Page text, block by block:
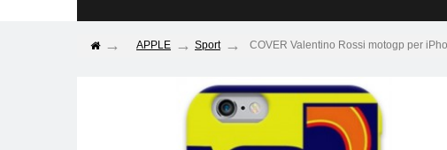
APPLE Sport COVER Valentino Rossi motogp per